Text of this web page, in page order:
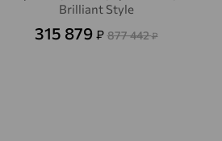
Brilliant Style
315 879 ₽ 877 442₽